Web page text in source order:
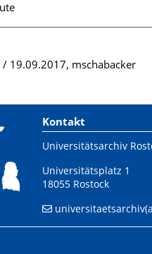
19.09.2017, mschabacker
Kontakt
Universitätsarchiv
Universitätsplatz 1
18055 Rostock